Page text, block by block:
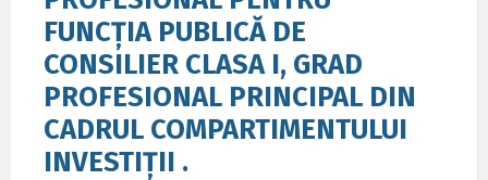
FUNCȚIA PUBLICĂ DE
CONSILIER CLASA I, GRAD
PROFESIONAL PRINCIPAL DIN
CADRUL COMPARTIMENTULUI
INVESTIȚII .